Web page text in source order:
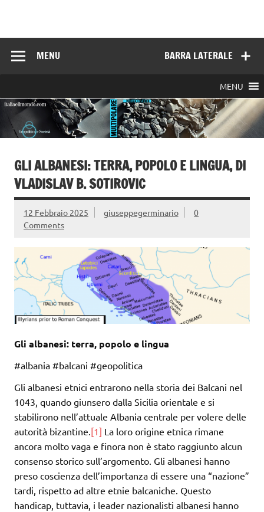
BARRA LATERALE
MENU
MENU
GLI ALBANESI: TERRA, POPOLO E LINGUA, DI
VLADISLAV B. SOTIROVIC
12 Febbraio 2025 giuseppegerminario
0
Comments
Gli albanesi: terra, popolo e lingua
#albania #balcani #geopolitica
Gli albanesi etnici entrarono nella storia dei Balcani nel
1043, quando giunsero dalla Sicilia orientale e si
stabilirono nell’attuale Albania centrale per volere delle
autorità bizantine.[1] La loro origine etnica rimane
ancora molto vaga e finora non è stato raggiunto alcun
consenso storico sull’argomento. Gli albanesi hanno
preso coscienza dell’importanza di essere una “nazione”
tardi, rispetto ad altre etnie balcaniche. Questo
handicap, tuttavia, i leader nazionalisti albanesi hanno